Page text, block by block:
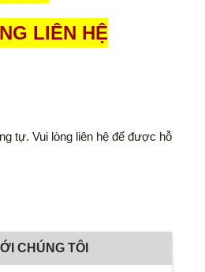
LIÊN HỆ
tự. Vui lòng liên hệ để được hỗ
CHÚNG TÔI